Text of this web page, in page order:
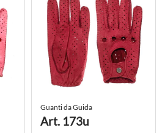
Guanti da Guida
Art. 173u